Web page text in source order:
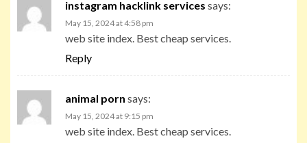
instagram hacklink services says:
May 15, 2024 at 4:58 pm
web site index. Best cheap services.
Reply
animal porn says:
May 15, 2024 at 9:15 pm
web site index. Best cheap services.